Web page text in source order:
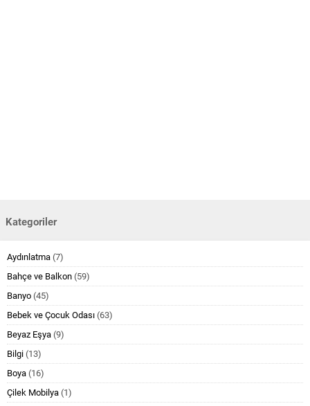
Kategoriler
Aydınlatma (7)
Bahçe ve Balkon (59)
Banyo (45)
Bebek ve Çocuk Odası (63)
Beyaz Eşya (9)
Bilgi (13)
Boya (16)
Çilek Mobilya (1)